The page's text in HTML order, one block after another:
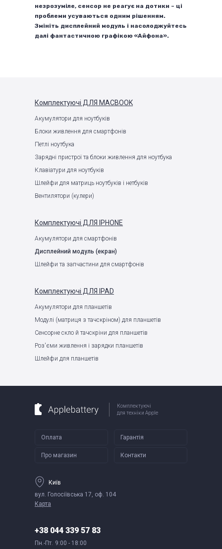
незрозуміле, сенсор не реагує на дотики – ці
проблеми усуваються одним рішенням.
Змініть дисплейний модуль і насолоджуйтесь
далі фантастичною графікою «Айфона».
Комплектуючі ДЛЯ MACBOOK
Акумулятори для ноутбуків
Блоки живлення для смартфонів
Петлі ноутбука
Зарядні пристрої та блоки живлення для ноутбука
Клавіатури для ноутбуків
Шлейфи для матриць ноутбуків і нетбуків
Вентилятори (кулери)
Комплектуючі ДЛЯ IPHONE
Акумулятори для смартфонів
Дисплейний модуль (екран)
Шлейфи та запчастини для смартфонів
Комплектуючі ДЛЯ IPAD
Акумулятори для планшетів
Модулі (матриця з тачскріном) для планшетів
Сенсорне скло й тачскріни для планшетів
Роз'єми живлення і зарядки планшетів
Шлейфи для планшетів
Комплектуючі
для техніки Apple
Оплата Гарантія
Про магазин Контакти
Київ
вул. Голосіївська 17, оф. 104
Карта
+38 044 339 57 83
Пн.-Пт. 9:00 - 18:00